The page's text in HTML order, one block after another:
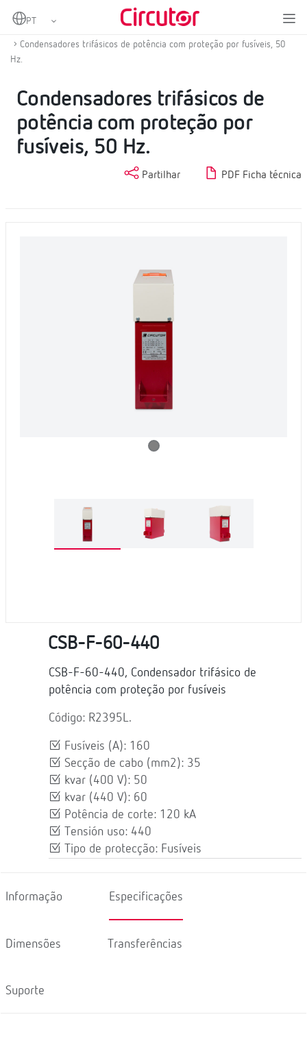
Home
Condensadores e reatâncias, BT
Condensadores trifásicos de potência com proteção por fusíveis, 50
Hz.
Condensadores trifásicos de
potência com proteção por
fusíveis, 50 Hz.
Partilhar PDF Ficha técnica
CSB-F-60-440
CSB-F-60-440, Condensador trifásico de
potência com proteção por fusíveis
Código: R2395L.
Fusíveis (A): 160
Secção de cabo (mm2): 35
kvar (400 V): 50
kvar (440 V): 60
Potência de corte: 120 kA
Tensión uso: 440
Tipo de protecção: Fusíveis
Informação Especificações
Dimensões Transferências
Suporte